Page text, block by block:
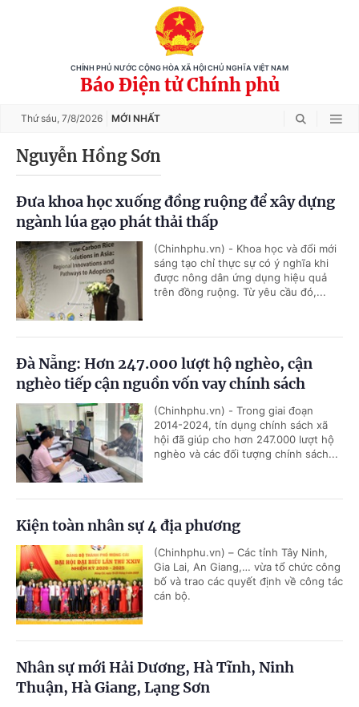
CHÍNH PHỦ NƯỚC CỘNG HÒA XÃ HỘI CHỦ NGHĨA VIỆT NAM
Báo Điện tử Chính phủ
Thứ sáu, 7/8/2026 MỚI NHẤT
Nguyễn Hồng Sơn
Đưa khoa học xuống đồng ruộng để xây dựng
ngành lúa gạo phát thải thấp
(Chinhphu.vn) - Khoa học và đổi mới
sáng tạo chỉ thực sự có ý nghĩa khi
được nông dân ứng dụng hiệu quả
trên đồng ruộng. Từ yêu cầu đó,...
Đà Nẵng: Hơn 247.000 lượt hộ nghèo, cận
nghèo tiếp cận nguồn vốn vay chính sách
(Chinhphu.vn) - Trong giai đoạn
2014-2024, tín dụng chính sách xã
hội đã giúp cho hơn 247.000 lượt hộ
nghèo và các đối tượng chính sách...
Kiện toàn nhân sự 4 địa phương
(Chinhphu.vn) – Các tỉnh Tây Ninh,
Gia Lai, An Giang,… vừa tổ chức công
bố và trao các quyết định về công tác
cán bộ.
Nhân sự mới Hải Dương, Hà Tĩnh, Ninh
Thuận, Hà Giang, Lạng Sơn